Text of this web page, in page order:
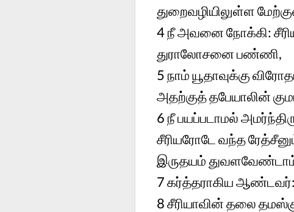
துறைவழியிலுள்ள
4 நீ அவனை நோக்கி:
துராலோசனை பண்ணி,
5 நாம் யூதாவுக்கு
அதற்குத் தபேயாலின்
6 நீ பயப்படாமல்
சீரியரோடே வந்த
இருதயம்
7 கர்த்தராகிய
8 சீரியாவின் தலை